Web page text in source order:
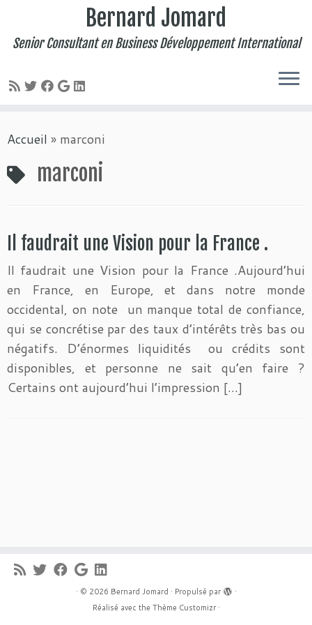
au
Bernard Jomard
Senior Consultant en Business Développement International
Accueil » marconi
marconi
Il faudrait une Vision pour la France .
Il faudrait une Vision pour la France .Aujourd’hui
en France, en Europe, et dans notre monde
occidental, on note un manque total de confiance,
qui se concrétise par des taux d’intérêts très bas ou
négatifs. D’énormes liquidités ou crédits sont
disponibles, et personne ne sait qu’en faire ?
Certains ont aujourd’hui l’impression […]
· © 2026 Bernard Jomard · Propulsé par
·
Réalisé avec the Thème Customizr·